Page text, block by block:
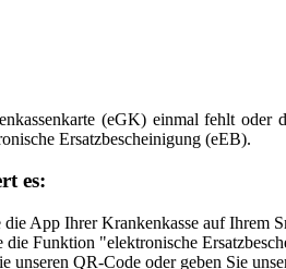
(eGK) einmal fehlt oder
Ersatzbescheinigung (eEB).
es:
App Ihrer Krankenkasse auf Ihrem
die Funktion "elektronische
unseren QR-Code oder geben Sie